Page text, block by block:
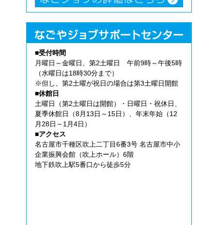
■受付時間
月曜日～金曜日、第2土曜日 午前9時～午後5時
（水曜日は18時30分まで）
※但し、第2土曜が祝日の場合は第3土曜日開館
■休館日
土曜日（第2土曜日は開館）・日曜日・祝休日、
夏季休館日（8月13日～15日）、年末年始（12
月28日～1月4日）
■アクセス
名古屋市千種区吹上二丁目6番3号 名古屋市中小
企業振興会館（吹上ホール）6階
地下鉄吹上駅5番口から徒歩5分